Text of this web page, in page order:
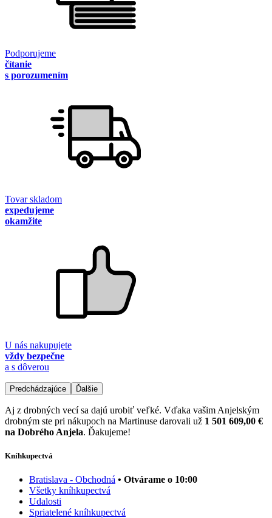
Podporujeme
čítanie
s porozumením
Tovar skladom
expedujeme
okamžite
U nás nakupujete
vždy bezpečne
a s dôverou
Predchádzajúce Ďalšie
Aj z drobných vecí sa dajú urobiť veľké. Vďaka vašim Anjelským
drobným ste pri nákupoch na Martinuse darovali už 1 501 609,00 €
na Dobrého Anjela. Ďakujeme!
Kníhkupectvá
Bratislava - Obchodná • Otvárame o 10:00
Všetky kníhkupectvá
Udalosti
Spriatelené kníhkupectvá